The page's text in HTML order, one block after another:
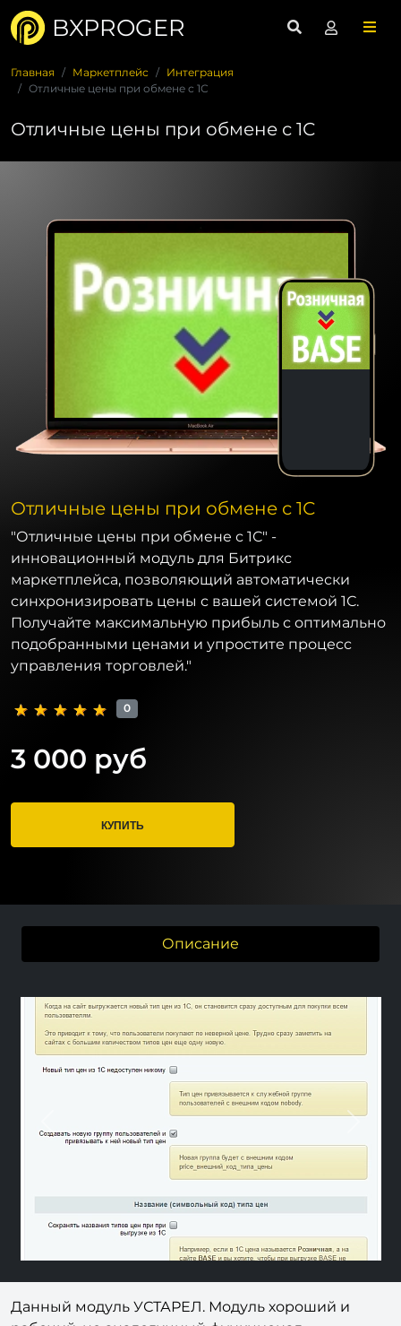
BXPROGER
Главная Маркетплейс
Интеграция
Отличные цены при обмене с 1С
Отличные цены при обмене с 1С
Отличные цены при обмене с 1С
"Отличные цены при обмене с 1С" -
инновационный модуль для Битрикс
маркетплейса, позволяющий автоматически
синхронизировать цены с вашей системой 1С.
Получайте максимальную прибыль с оптимально
подобранными ценами и упростите процесс
управления торговлей."
0
3 000 руб
КУПИТЬ
Описание
Previous